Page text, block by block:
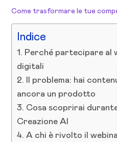
Come trasformare le tue
con l’AI→
Indice
Perché partecipare al
digitali
Il problema: hai
ancora un prodotto
Cosa scoprirai
Creazione AI
A chi è rivolto il